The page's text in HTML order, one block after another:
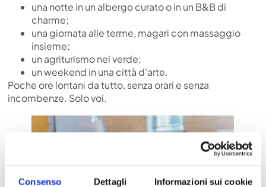
Consenso Dettagli Informazioni sui cookie
una notte in un albergo curato o in un B&B di
charme;
una giornata alle terme, magari con massaggio
insieme;
un agriturismo nel verde;
un weekend in una città d’arte.
Poche ore lontani da tutto, senza orari e senza
incombenze. Solo voi.